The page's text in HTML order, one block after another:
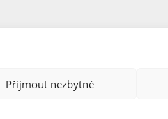
Přijmout nezbytné